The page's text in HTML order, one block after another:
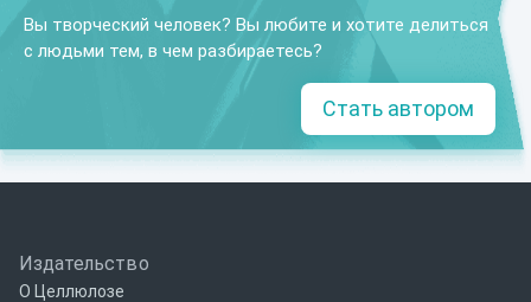
Вы творческий человек? Вы любите и хотите делиться
с людьми тем, в чем разбираетесь?
Стать автором
Издательство
О Целлюлозе